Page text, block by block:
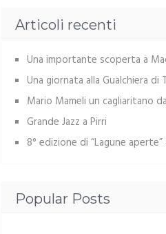
Articoli recenti
Una importante scoperta a
Una giornata alla Gualchiera di
Mario Mameli un cagliaritano
Grande Jazz a Pirri
8° edizione di “Lagune
Popular Posts